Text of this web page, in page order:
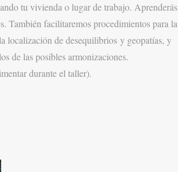
do tu vivienda o lugar de trabajo. Aprenderás
También facilitaremos procedimientos para la
localización de desequilibrios y geopatías, y
os de las posibles armonizaciones.
durante el taller).